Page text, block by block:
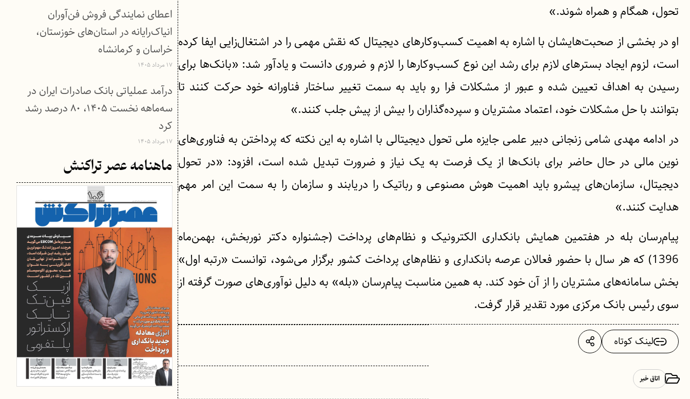
تحول، همگام و همراه شوند.»
او در بخشی از صحبت‌هایشان با اشاره به اهمیت کسب‌وکارهای دیجیتال که نقش مهمی را در اشتغال‌زایی ایفا کرده
است، لزوم ایجاد بسترهای لازم برای رشد این نوع کسب‌وکارها را لازم و ضروری دانست و یادآور شد: «بانک‌ها برای
رسیدن به اهداف تعیین شده و عبور از مشکلات فرا رو باید به سمت تغییر ساختار فناورانه خود حرکت کنند تا
بتوانند با حل مشکلات خود، اعتماد مشتریان و سپرده‌گذاران را بیش از پیش جلب کنند.»
در ادامه مهدی شامی زنجانی دبیر علمی جایزه ملی تحول دیجیتالی با اشاره به این نکته که پرداختن به فناوری‌های
نوین مالی در حال حاضر برای بانک‌ها از یک فرصت به یک نیاز و ضرورت تبدیل شده است، افزود: «در تحول
دیجیتال، سازمان‌های پیشرو باید اهمیت هوش مصنوعی و رباتیک را دریابند و سازمان را به سمت این امر مهم
هدایت کنند.»
پیام‌رسان بله در هفتمین همایش بانکداری الکترونیک و نظام‌های پرداخت (جشنواره دکتر نوربخش، بهمن‌ماه
1396) که هر سال با حضور فعالان عرصه بانکداری و نظام‌های پرداخت کشور برگزار می‌شود، توانست «رتبه اول»
بخش سامانه‌های مشتریان را از آن خود کند. به همین مناسبت پیام‌رسان «بله» به دلیل نوآوری‌های صورت گرفته از
سوی رئیس بانک مرکزی مورد تقدیر قرار گرفت.
لینک کوتاه
اتاق خبر
اعطای نمایندگی فروش فن‌آوران
انیاک‌رایانه در استان‌های خوزستان،
خراسان و کرمانشاه
۱۷ مرداد ۱۴۰۵
درآمد عملیاتی بانک صادرات ایران در
سه‌ماهه نخست ۱۴۰۵، ۸۰ درصد رشد
کرد
۱۷ مرداد ۱۴۰۵
ماهنامه عصر تراکنش